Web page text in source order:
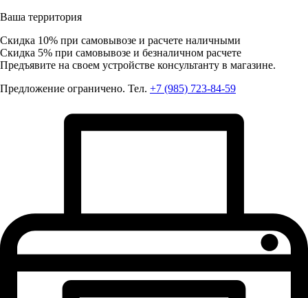
Ваша территория
Скидка 10% при самовывозе и расчете наличными
Скидка 5% при самовывозе и безналичном расчете
Предъявите на своем устройстве консультанту в магазине.
Предложение ограничено. Тел. +7 (985) 723-84-59